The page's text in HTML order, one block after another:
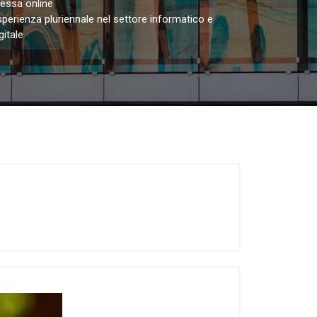
online
pluriennale nel settore informatico e